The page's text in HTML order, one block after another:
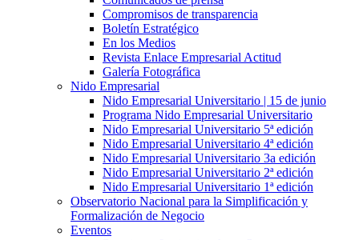
Compromisos de transparencia
Boletín Estratégico
En los Medios
Revista Enlace Empresarial Actitud
Galería Fotográfica
Nido Empresarial
Nido Empresarial Universitario | 15 de junio
Programa Nido Empresarial Universitario
Nido Empresarial Universitario 5ª edición
Nido Empresarial Universitario 4ª edición
Nido Empresarial Universitario 3a edición
Nido Empresarial Universitario 2ª edición
Nido Empresarial Universitario 1ª edición
Observatorio Nacional para la Simplificación y
Formalización de Negocio
Eventos